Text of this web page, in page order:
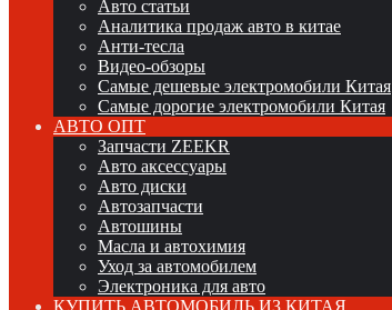
Авто статьи
Аналитика продаж авто в китае
Анти-тесла
Видео-обзоры
Самые дешевые электромобили Китая
Самые дорогие электромобили Китая
АВТО ОПТ
Запчасти ZEEKR
Авто аксессуары
Авто диски
Автозапчасти
Автошины
Масла и автохимия
Уход за автомобилем
Электроника для авто
КУПИТЬ АВТОМОБИЛЬ ИЗ КИТАЯ